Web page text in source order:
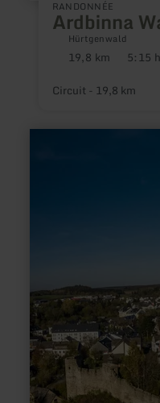
RANDONNÉE
Ardbinna
Hürtgenwald
Distance
19,8 km Durée
5:15 h
Circuit - 19,8 km